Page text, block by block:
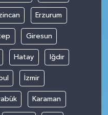
Erzurum
Giresun
Hatay Iğdır
İzmir
Karaman